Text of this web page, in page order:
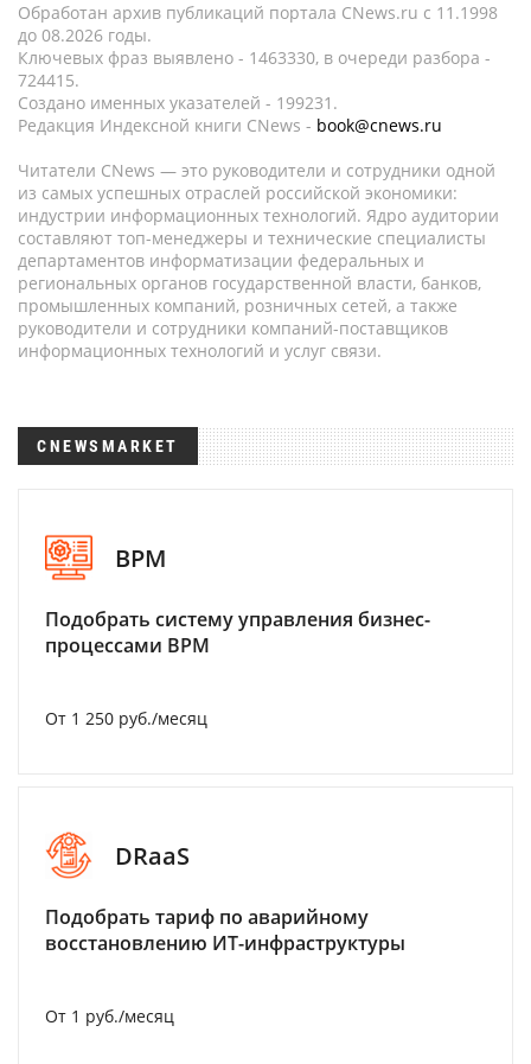
Обработан архив публикаций портала CNews.ru c 11.1998
до 08.2026 годы.
Ключевых фраз выявлено - 1463330, в очереди разбора -
724415.
Создано именных указателей - 199231.
Редакция Индексной книги CNews - book@cnews.ru
Читатели CNews — это руководители и сотрудники одной
из самых успешных отраслей российской экономики:
индустрии информационных технологий. Ядро аудитории
составляют топ-менеджеры и технические специалисты
департаментов информатизации федеральных и
региональных органов государственной власти, банков,
промышленных компаний, розничных сетей, а также
руководители и сотрудники компаний-поставщиков
информационных технологий и услуг связи.
CNEWSMARKET
BPM
Подобрать систему управления бизнес-
процессами BPM
От 1 250 руб./месяц
DRaaS
Подобрать тариф по аварийному
восстановлению ИТ-инфраструктуры
От 1 руб./месяц